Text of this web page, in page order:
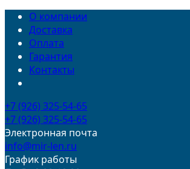
О компании
Доставка
Оплата
Гарантия
Контакты
+7 (926) 325-54-65
+7 (926) 325-54-65
Электронная почта
info@mir-len.ru
График работы